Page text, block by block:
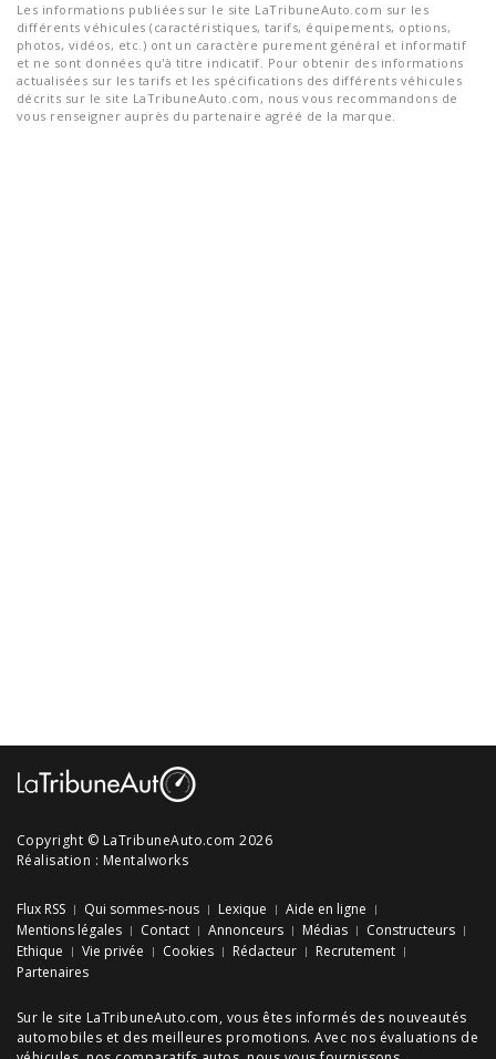
Les informations publiées sur le site LaTribuneAuto.com sur les
différents véhicules (caractéristiques, tarifs, équipements, options,
photos, vidéos, etc.) ont un caractère purement général et informatif
et ne sont données qu'à titre indicatif. Pour obtenir des informations
actualisées sur les tarifs et les spécifications des différents véhicules
décrits sur le site LaTribuneAuto.com, nous vous recommandons de
vous renseigner auprès du partenaire agréé de la marque.
Copyright © LaTribuneAuto.com 2026
Réalisation : Mentalworks
Flux RSS Qui sommes-nous Lexique
Aide en ligne
Mentions légales
Contact Annonceurs Médias
Constructeurs
Ethique
Vie privée Cookies Rédacteur
Recrutement
Partenaires
Sur le site LaTribuneAuto.com, vous êtes informés des nouveautés
automobiles et des meilleures promotions. Avec nos évaluations de